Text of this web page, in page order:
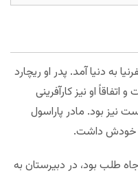
به دنیا آمد. پدر او ریچارد
او نیز کارآفرینی
نیز بود. مادر پاراسول
خودش داشت.
طلب بود، در دبیرستان به